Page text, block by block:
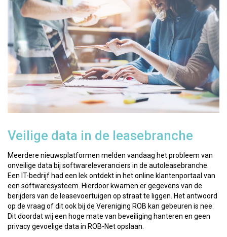
Veilige data in de leasebranche
Meerdere nieuwsplatformen melden vandaag het probleem van
onveilige data bij softwareleveranciers in de autoleasebranche.
Een IT-bedrijf had een lek ontdekt in het online klantenportaal van
een softwaresysteem. Hierdoor kwamen er gegevens van de
berijders van de leasevoertuigen op straat te liggen. Het antwoord
op de vraag of dit ook bij de Vereniging ROB kan gebeuren is nee.
Dit doordat wij een hoge mate van beveiliging hanteren en geen
privacy gevoelige data in ROB-Net opslaan.